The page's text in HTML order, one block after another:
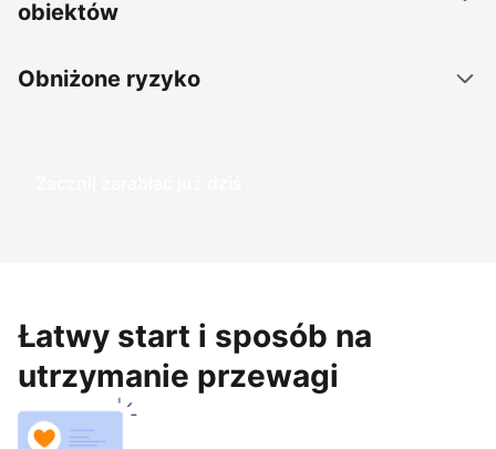
obiektów
Obniżone ryzyko
Zacznij zarabiać już dziś
Łatwy start i sposób na
utrzymanie przewagi